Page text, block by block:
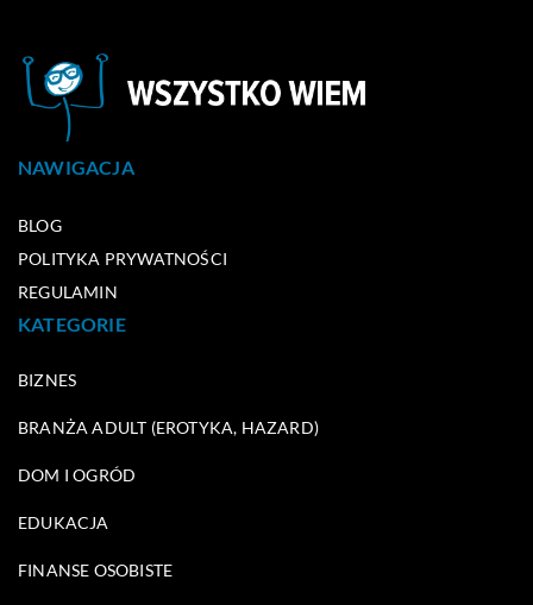
NAWIGACJA
BLOG
POLITYKA PRYWATNOŚCI
REGULAMIN
KATEGORIE
BIZNES
BRANŻA ADULT (EROTYKA, HAZARD)
DOM I OGRÓD
EDUKACJA
FINANSE OSOBISTE